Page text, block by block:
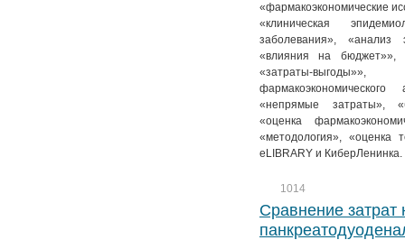
«фармакоэкономические
«клиническая
заболевания», «анализ
«влияния на бюджет»»,
«затраты-
«непрямые затраты»,
«оценка
«методология», «оценка
eLIBRARY и КиберЛенинка.
1014
Сравнение затрат